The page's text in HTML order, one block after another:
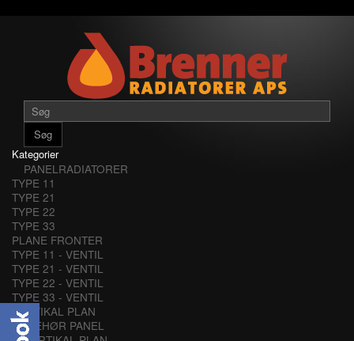
Søg
Kategorier
PANELRADIATORER
TYPE 11
TYPE 21
TYPE 22
TYPE 33
PLANE FRONTER
TYPE 11 - VENTIL
TYPE 21 - VENTIL
TYPE 22 - VENTIL
TYPE 33 - VENTIL
VERTIKAL PLAN
TILBEHØR PANEL